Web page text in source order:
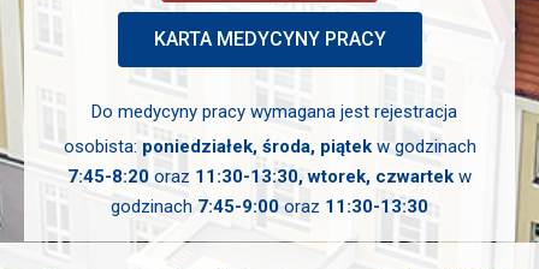
KARTA MEDYCYNY PRACY
Do medycyny pracy wymagana jest rejestracja
osobista: poniedziałek, środa, piątekw godzinach
7:45-8:20 oraz 11:30-13:30, wtorek, czwartek w
godzinach 7:45-9:00 oraz 11:30-13:30